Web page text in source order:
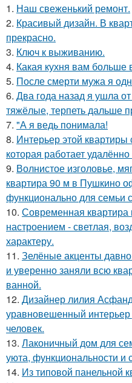
1. Наш свеженький ремонт.
2. Красивый дизайн. В
прекрасно.
3. Ключ к выживанию.
4. Какая кухня вам больше
5. После смерти мужа я
6. Два года назад я ушла
тяжёлые, терпеть дальше
7. "А я ведь понимала!
8. Интерьер этой
которая работает
9. Волнистое изголовье,
квартира 90 м в Пушкино
функционально для семьи
10. Современная
настроением - светлая,
характеру.
11. Зелёные акценты
и уверенно заняли всю
ванной.
12. Дизайнер лилия
уравновешенный
человек.
13. Лаконичный дом для
уюта, функциональности и
14. Из типовой панельной